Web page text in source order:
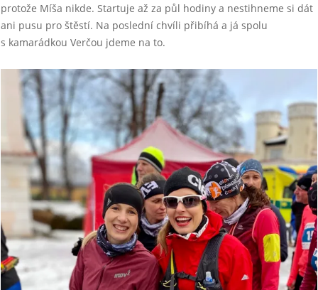
protože Míša nikde. Startuje až za půl hodiny a nestihneme si dát
ani pusu pro štěstí. Na poslední chvíli přibíhá a já spolu
s kamarádkou Verčou jdeme na to.